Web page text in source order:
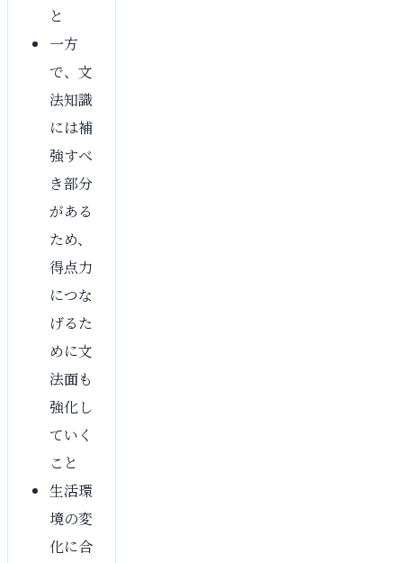
と
一方
で、文
法知識
には補
強すべ
き部分
がある
ため、
得点力
につな
げるた
めに文
法面も
強化し
ていく
こと
生活環
境の変
化に合